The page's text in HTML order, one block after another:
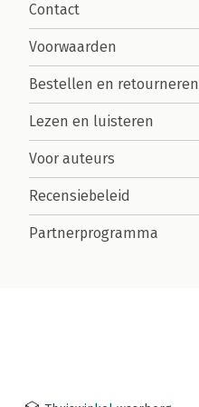
Contact
Voorwaarden
Bestellen en retourneren
Lezen en luisteren
Voor auteurs
Recensiebeleid
Partnerprogramma